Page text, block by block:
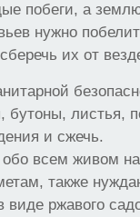
побеги, а
нужно
их от
бутоны, листья,
и сжечь.
всем живом
также
ржавого